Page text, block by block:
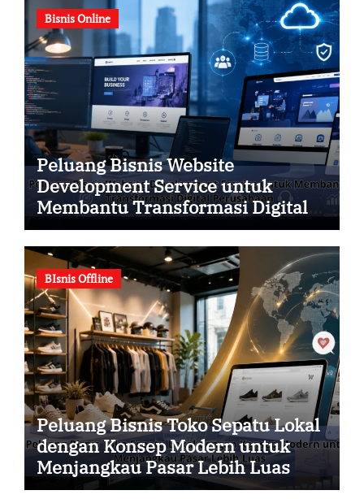
Bisnis Online
Peluang Bisnis Website
Development Service untuk
Membantu Transformasi Digital
Perusahaan
BIsnis Offline
Peluang Bisnis Toko Sepatu Lokal
dengan Konsep Modern untuk
Menjangkau Pasar Lebih Luas